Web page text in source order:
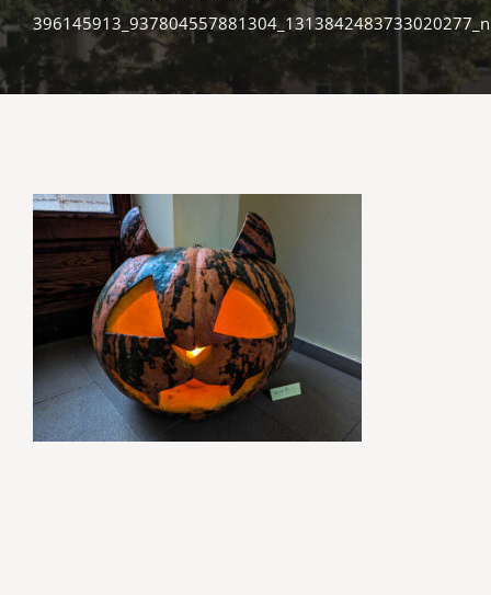
396145913_937804557881304_1313842483733020277_n